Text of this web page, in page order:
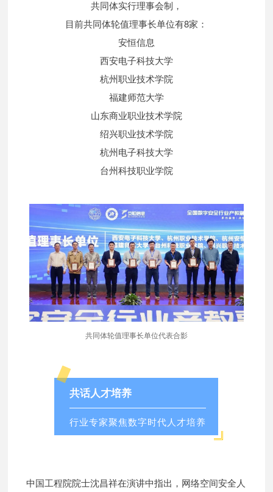
共同体实行理事会制，
目前共同体轮值理事长单位有8家：
安恒信息
西安电子科技大学
杭州职业技术学院
福建师范大学
山东商业职业技术学院
绍兴职业技术学院
杭州电子科技大学
台州科技职业学院
共同体轮值理事长单位代表合影
共话人才培养
行业专家聚焦数字时代人才培养
中国工程院院士沈昌祥在演讲中指出，网络空间安全人